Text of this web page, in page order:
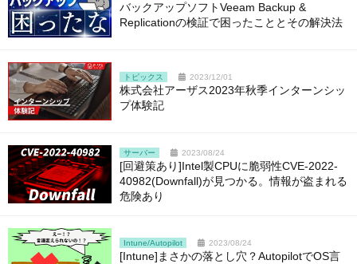
バックアップソフトVeeam Backup &
Replicationの検証で困ったこととその解決法
トピックス 2023/12/01
株式会社アーザス2023年秋季インターンシッ
プ体験記
サーバー 2023/08/24
[回避策あり]Intel製CPUに脆弱性CVE-2022-
40982(Downfall)が見つかる。情報が盗まれる
危険あり
Intune/Autopilot 2023/08/24
[Intune]まさかの落とし穴？AutopilotでOS言